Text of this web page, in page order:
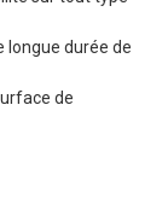
longue durée de
de